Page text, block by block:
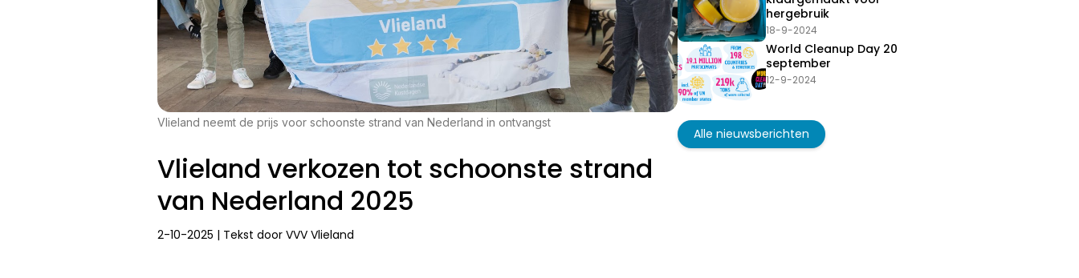
Vlieland neemt de prijs voor schoonste strand van Nederland in ontvangst
Vlieland verkozen tot schoonste strand
van Nederland 2025
2-10-2025 | Tekst door VVV Vlieland
hergebruik
18-9-2024
World Cleanup Day 20
september
12-9-2024
Alle nieuwsberichten